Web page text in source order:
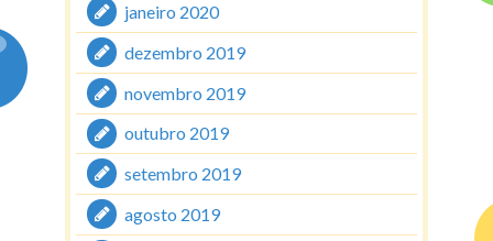
janeiro 2020
dezembro 2019
novembro 2019
outubro 2019
setembro 2019
agosto 2019